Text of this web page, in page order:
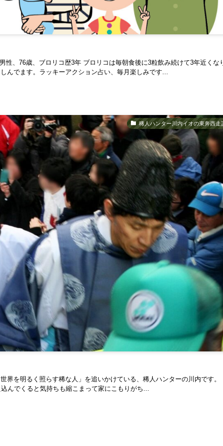
、76歳、ブロリコ歴3年 ブロリコは毎朝食後に3粒飲み続けて3年近くな
んでます。ラッキーアクション占い、毎月楽しみです...
稀人ハンター川内イオの東奔西走
界を明るく照らす稀な人」を追いかけている、稀人ハンターの川内です
んでくると気持ちも縮こまって家にこもりがち...